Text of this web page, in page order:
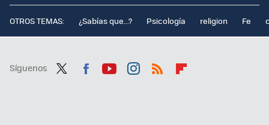
OTROS TEMAS: ¿Sabías que...? Psicología religion Fe
Síguenos